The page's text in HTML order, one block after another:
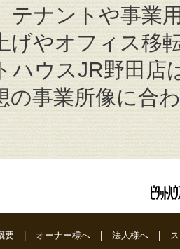
テナントや事業
げやオフィス移
ハウスJR野田店
の事業所像に合
要 オーナー様へ 法人様へ